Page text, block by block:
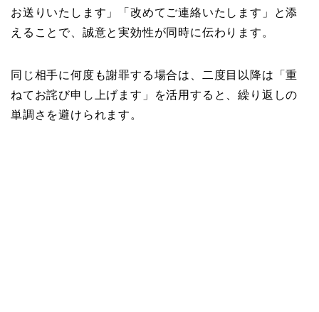
お送りいたします」「改めてご連絡いたします」と添
えることで、誠意と実効性が同時に伝わります。
同じ相手に何度も謝罪する場合は、二度目以降は「重
ねてお詫び申し上げます」を活用すると、繰り返しの
単調さを避けられます。